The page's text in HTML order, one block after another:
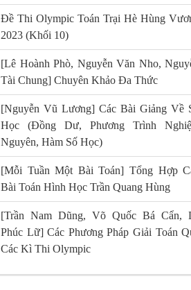
Đề Thi Olympic Toán Trại Hè Hùng
2023 (Khối 10)
[Lê Hoành Phò, Nguyễn Văn Nho,
Tài Chung] Chuyên Khảo Đa Thức
[Nguyễn Vũ Lương] Các Bài Giảng Về
Học (Đồng Dư, Phương Trình
Nguyên, Hàm Số Học)
[Mỗi Tuần Một Bài Toán] Tổng Hợp
Bài Toán Hình Học Trần Quang Hùng
[Trần Nam Dũng, Võ Quốc Bá Cẩn,
Phúc Lữ] Các Phương Pháp Giải Toán
Các Kì Thi Olympic